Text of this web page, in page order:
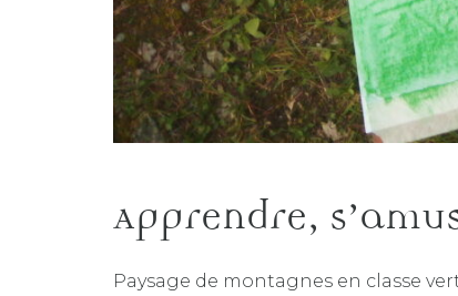
Apprendre,
Paysage de montagnes en classe